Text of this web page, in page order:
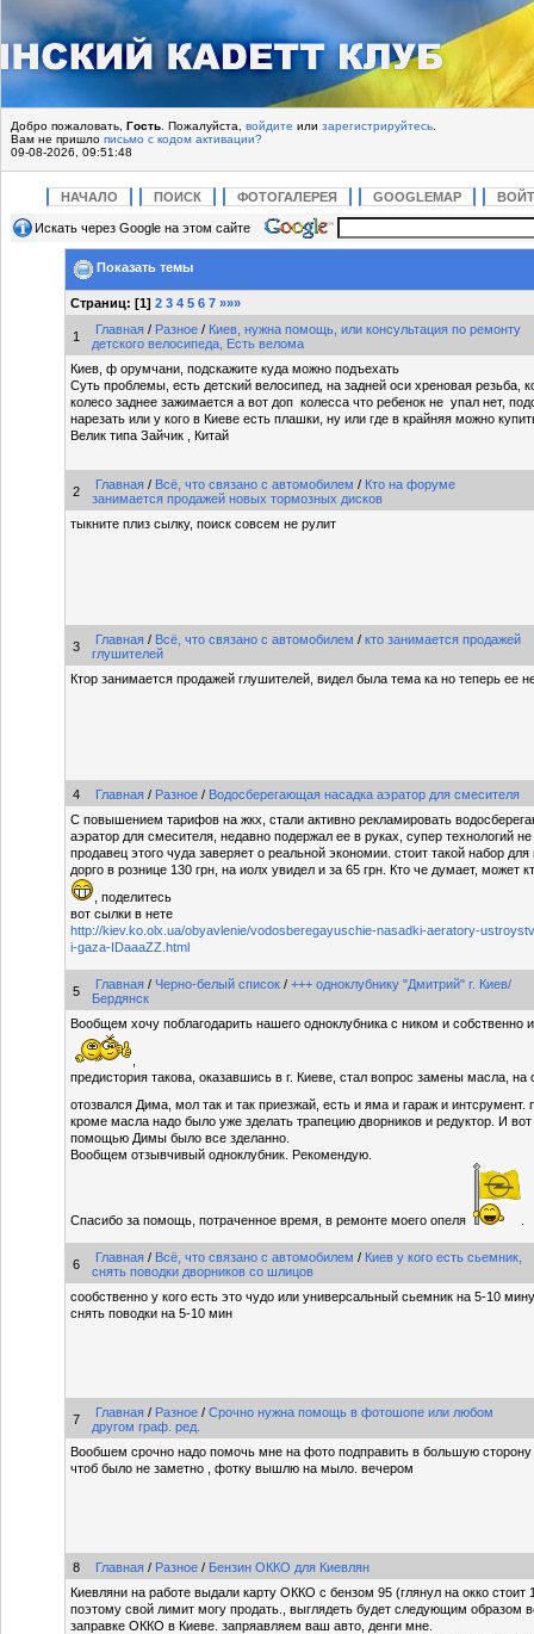
Добро пожаловать, Гость . Пожалуйста, войдите или зарегистрируйтесь
Вам не пришло письмо с кодом активации?
09-08-2026, 09:51:48
НАЧАЛО ПОИСК ФОТОГАЛЕРЕЯ GOOGLEMAP
Искать через Google на этом сайте
Показать темы
Страниц: [1] 2 3 4 5 6 7 »»»
1 Главная / Разное / Киев, нужна помощь, или консультация по ремонту
детского велосипеда, Есть велома
Киев, ф орумчани, подскажите куда можно подъехать
Суть проблемы, есть детский велосипед, на задней оси хреновая резьба,
колесо заднее зажимается а вот доп колесса что ребенок не упал нет,
нарезать или у кого в Киеве есть плашки, ну или где в крайняя можно
Велик типа Зайчик , Китай
2 Главная / Всё, что связано с автомобилем / Кто на форуме
занимается продажей новых тормозных дисков
тыкните плиз сылку, поиск совсем не рулит
3 Главная / Всё, что связано с автомобилем / кто занимается продажей
глушителей
Ктор занимается продажей глушителей, видел была тема ка но теперь ее
4 Главная / Разное / Водосберегающая насадка аэратор для смесителя
С повышением тарифов на жкх, стали активно рекламировать
аэратор для смесителя, недавно подержал ее в руках, супер технологий
продавец этого чуда заверяет о реальной экономии. стоит такой набор
дорго в рознице 130 грн, на иолх увидел и за 65 грн. Кто че думает, может
, поделитесь
вот сылки в нете
http://kiev.ko.olx.ua/obyavlenie/vodosberegayuschie-nasadki-aeratory-
i-gaza-IDaaaZZ.html
5 Главная / Черно-белый список / +++ одноклубнику "Дмитрий" г. Киев/
Бердянск
Вообщем хочу поблагодарить нашего одноклубника с ником и
предистория такова, оказавшись в г. Киеве, стал вопрос замены масла, на
отозвался Дима, мол так и так приезжай, есть и яма и гараж и
кроме масла надо было уже зделать трапецию дворников и редуктор. И
помощью Димы было все зделанно.
Вообщем отзывчивый одноклубник. Рекомендую.
Спасибо за помощь, потраченное время, в ремонте моего опеля
6 Главная / Всё, что связано с автомобилем / Киев у кого есть сьемник,
снять поводки дворников со шлицов
сообственно у кого есть это чудо или универсальный сьемник на 5-10
снять поводки на 5-10 мин
7 Главная / Разное / Срочно нужна помощь в фотошопе или любом
другом граф. ред.
Вообшем срочно надо помочь мне на фото подправить в большую сторону
чтоб было не заметно , фотку вышлю на мыло. вечером
8 Главная / Разное / Бензин ОККО для Киевлян
Киевляни на работе выдали карту ОККО с бензом 95 (глянул на окко стоит
поэтому свой лимит могу продать., выглядеть будет следующим образом
заправке ОККО в Киеве. запряавляем ваш авто, денги мне.